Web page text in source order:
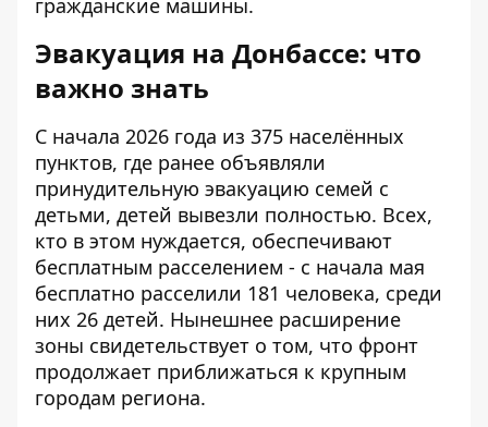
гражданские машины.
Эвакуация на Донбассе: что
важно знать
С начала 2026 года из 375 населённых
пунктов, где ранее объявляли
принудительную эвакуацию семей с
детьми, детей вывезли полностью. Всех,
кто в этом нуждается, обеспечивают
бесплатным расселением - с начала мая
бесплатно расселили 181 человека, среди
них 26 детей. Нынешнее расширение
зоны свидетельствует о том, что фронт
продолжает приближаться к крупным
городам региона.